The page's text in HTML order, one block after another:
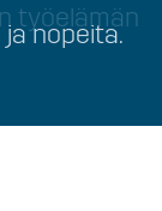
nopeita.
työelämän